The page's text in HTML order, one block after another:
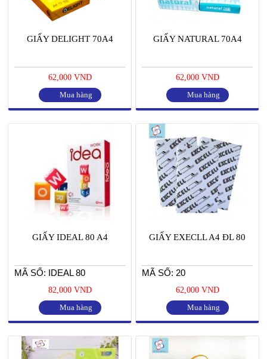
GIẤY DELIGHT 70A4
62,000 VND
Mua hàng
GIẤY NATURAL 70A4
62,000 VND
Mua hàng
GIẤY IDEAL 80 A4
MÃ SỐ: IDEAL 80
82,000 VND
Mua hàng
GIẤY EXECLL A4 ĐL 80
MÃ SỐ: 20
62,000 VND
Mua hàng